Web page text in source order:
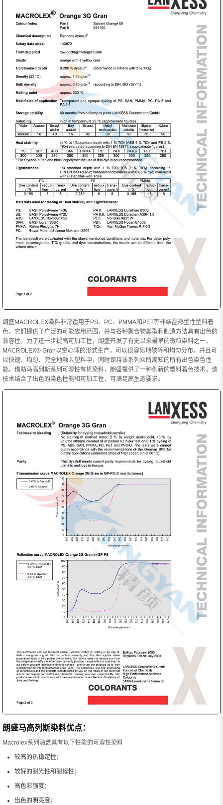
朗盛MACROLEX染料非常适用于PS、PC、PMMA和PET等非结晶热塑性塑料着
色，它们提供了广泛的可能应用范围，并与各种聚合物类型和制造方法具有出色的
兼容性。为了进一步提高可加工性，朗盛开发了有史以来最早的微粒染料之一，
MACROLEX® Gran以空心球的形式生产，可以很容易地破碎和均匀分布，并且可
以快速、均匀、完全地融入塑料中，同时保持该系列众所周知的所有出色染色性
能。借助马高列斯系列可溶性有机染料，朗盛提供了一种创新的塑料着色技术，该
技术结合了出色的染色性能和可加工性，可满足高生态要求。
朗盛马高列斯染料优点：
Macrolex系列涵盖具有以下性能的可溶性染料
较高的热稳定性；
较好的耐光性和耐候性；
高色彩强度；
出色的明亮度；